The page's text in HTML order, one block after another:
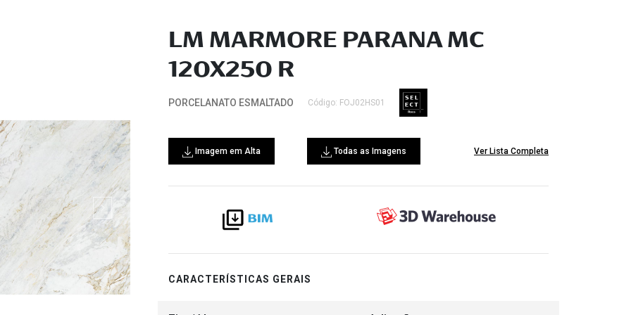
LM MARMORE PARANA MC
120X250 R
PORCELANATO ESMALTADO Código: FOJ02HS01
Imagem em Alta Todas as Imagens Ver Lista Completa
CARACTERÍSTICAS GERAIS